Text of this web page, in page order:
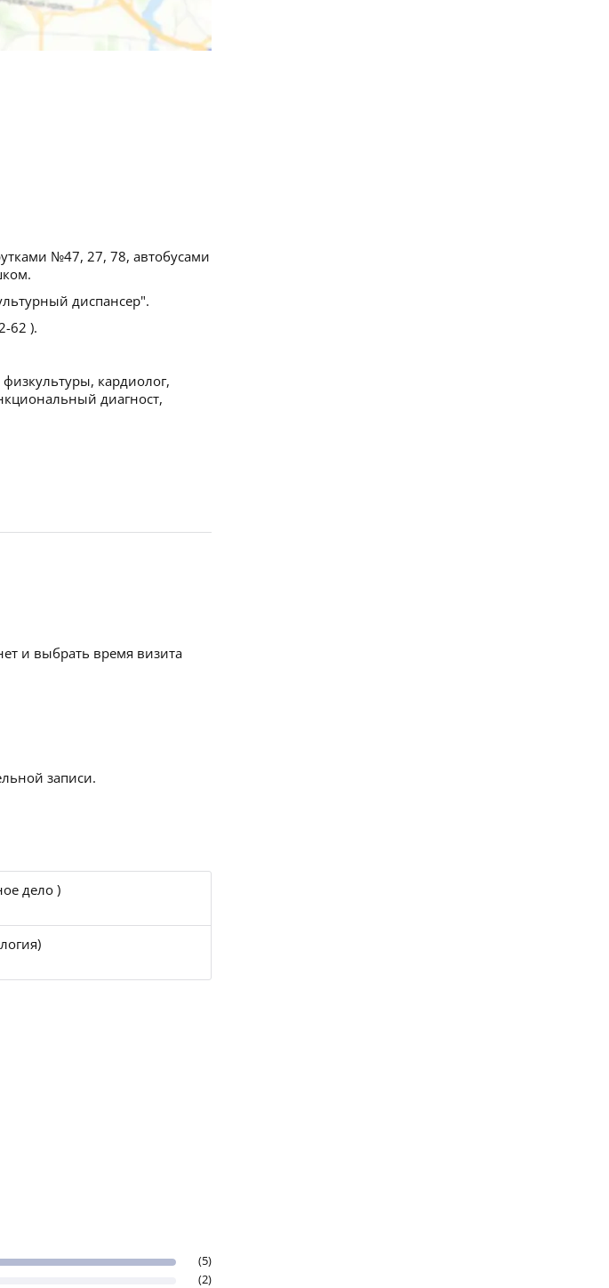
№47, 27, 78, автобусами
диспансер".
62 ).
кардиолог,
диагност,
и выбрать время визита
записи.
дело )
(5)
(2)